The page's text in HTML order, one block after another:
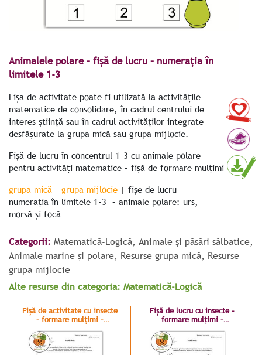
Animalele polare – fișă de lucru – numerația în
limitele 1-3
Fișa de activitate poate fi utilizată la activitățile
matematice de consolidare, în cadrul centrului de
interes știință sau în cadrul activităților integrate
desfășurate la grupa mică sau grupa mijlocie.
Fișă de lucru în concentrul 1-3 cu animale polare
pentru activități matematice – fișă de formare mulțimi
grupa mică – grupa mijlocie | fișe de lucru –
numerația în limitele 1-3 – animale polare: urs,
morsă și focă
Categorii: Matematică-Logică, Animale și păsări sălbatice,
Animale marine și polare, Resurse grupa mică, Resurse
grupa mijlocie
Alte resurse din categoria: Matematică-Logică
Fișă de activitate cu insecte
– formare mulțimi –
Fișă de lucru cu insecte –
formare mulțimi –